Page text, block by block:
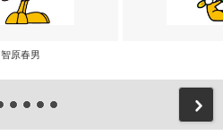
智原春男